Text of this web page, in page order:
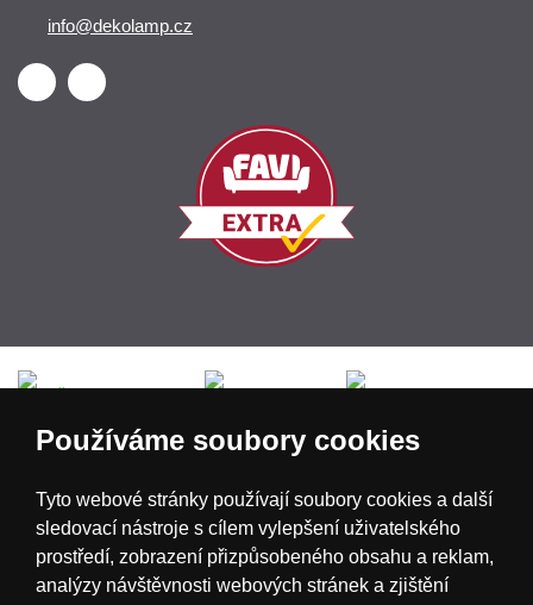
info@dekolamp.cz
Používáme soubory cookies
Tyto webové stránky používají soubory cookies a další
sledovací nástroje s cílem vylepšení uživatelského
prostředí, zobrazení přizpůsobeného obsahu a reklam,
analýzy návštěvnosti webových stránek a zjištění